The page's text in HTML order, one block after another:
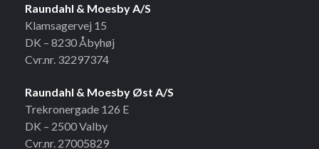
Raundahl & Moesby A/S
Klamsagervej 15
DK – 8230 Åbyhøj
Cvr.nr. 32297374
Raundahl & Moesby Øst A/S
Trekronergade 126 E
DK – 2500 Valby
Cvr.nr. 27005829